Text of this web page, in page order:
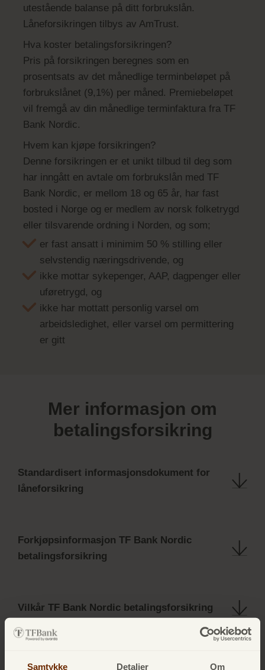
Samtykke Detaljer Om
utestående balanse på ditt forbrukslån.
Låneforsikringen tilbys av AmTrust.
Hva koster betalingsforsikringen?
Pris på forsikringen beregnes som en
prosentsats av det månedlige terminbeløpet på
forbrukslånet (9,1%) per måned. Premiebeløpet
vil fremgå av din månedlige terminfaktura fra TF
Bank Nordic.
Hvem kan kjøpe forsikringen?
Denne forsikringen er et unikt tilbud til deg som
har inngått en avtale om forbrukslån med TF
Bank Nordic, er mellom 18 og 65 år, har fast
bosted i Norge og er medlem av norsk folketrygd
eller tilsvarende ordning i Norden, og som;
er fast ansatt i minimim 50 % stilling eller
selvstendig næringsdrivende, og
ikke mottar sykepenger, AAP, dagpenger eller
uføretrygd, og
ikke har mottatt personlig varsel om
arbeidsledighet, eller varsel om permittering
er gitt
Mer informasjon om
betalingsforsikring
Standardisert informasjonsdokument for
låneforsikring
Forkjøpsinformasjon TF Bank Nordic
betalingsforsikring
Vilkår TF Bank Nordic betalingsforsikring